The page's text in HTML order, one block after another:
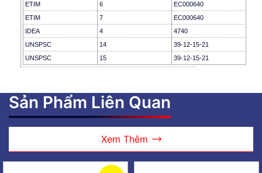
ETIM
6
EC000640
ETIM
7
EC000640
IDEA
4
4740
UNSPSC
14
39-12-15-21
UNSPSC
15 39-12-15-21
Sản Phẩm Liên Quan
Xem Thêm